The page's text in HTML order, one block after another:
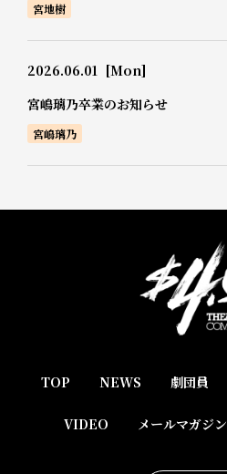
宮地樹
2026.06.01 [Mon]
宮嶋璃乃卒業のお知らせ
宮嶋璃乃
TOP NEWS 劇団員
VIDEO メールマガジン